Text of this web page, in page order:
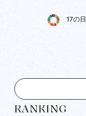
17の目
RANKING